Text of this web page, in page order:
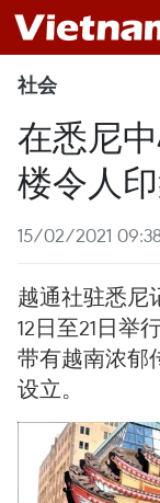
社会
在悉尼
楼令人
15/02/2021
越通社驻悉尼
12日至21日举
带有越南浓郁
设立。